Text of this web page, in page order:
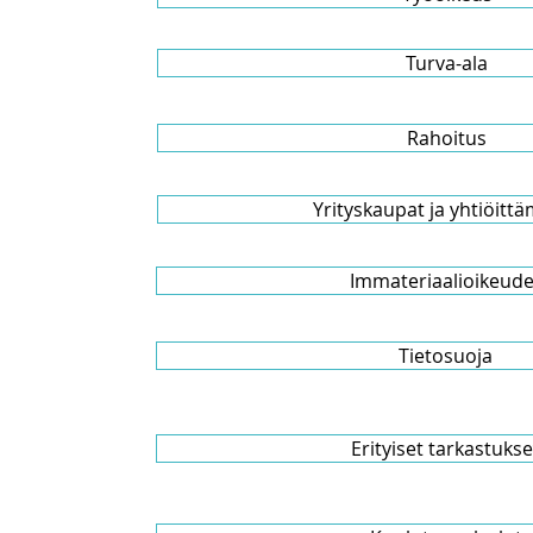
Turva-ala
Rahoitus
Yrityskaupat ja
Tietosuoja
Erityiset